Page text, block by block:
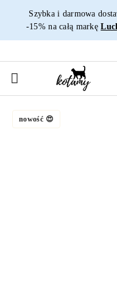
Przejdź do treści
Przejdź do
Przejdź do moje
Przejdź do menu
Przejdź do opisu
Przejdź do stopki
Szybka i darmowa
-15% na całą markę
nowość 😍